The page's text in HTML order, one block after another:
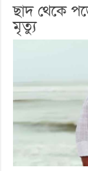
ছাদ থেকে
মৃত্যু